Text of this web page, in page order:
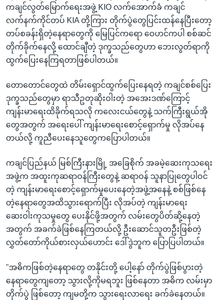
ကချင်လွတ်မြောက်ရေးအဖွဲ့ KIO လက်အောက်ခံ ကချင်
လက်နက်ကိုင်တပ် KIA တို့ကြား တိုက်ပွဲတွေပြင်းထန်နေပြီးတော့
တပ်စခန်းရှိတဲ့နေရာတွေကို မြေပြင်ကရော ဝေဟင်ကပါ စစ်ဆင်
တိုက်ခိုက်နေလို့ ထောင်ချီတဲ့ ဒုက္ခသည်တွေဟာ ဘေးလွတ်ရာကို
ထွက်ပြေးနေကြရတာဖြစ်ပါတယ်။
တောတောင်တွေထဲ တိမ်းရှောင်ထွက်ပြေးနေရတဲ့ ကချင်စစ်ပြေး
ဒုက္ခသည်တွေမှာ ရာသီဥတုဆိုးဝါးတဲ့ အအေးဒဏ်ကြောင့်
ကျန်းမာရေးထိခိုက်ရသလို ကလေးငယ်တွေနဲ့ သက်ကြီးရွယ်အို
တွေအတွက် အရေးပေါ် ကျန်းမာရေးစောင့်ရှောက်မှု လိုအပ်နေ
တယ်လို့ ကူညီပေးနေသူတွေကပြောပါတယ်။
ကချင်ပြည်နယ် မြစ်ကြီးနားမြို့ အခြေစိုက် အခမဲ့ဆေးကုသရေး
အဖွဲ့က အထူးကုဆရာဝန်ကြီးတွေနဲ့ ဆရာဝန် သူနာပြုတွေပါဝင်
တဲ့ ကျန်းမာရေးစောင့်ရှောက်မှုပေးနေတဲ့အဖွဲ့အနေနဲ့ စစ်ဖြစ်နေ
တဲ့နေရာတွေအထိသွားရောက်ပြီး လိုအပ်တဲ့ ကျန်းမာရေး
ဆေးဝါးကုသမှုတွေ ပေးနိုင်ဖို့အတွက် လမ်းတွေပိတ်ဆို့နေတဲ့
အတွက် အခက်ခဲဖြစ်နေကြတယ်လို့ ဦးဆောင်သူတဦးဖြစ်တဲ့
လွှတ်တော်ကိုယ်စားလှယ်ဟောင်း ဒေါ်ဒွဲဘူက ပြောပြပါတယ်။
"အဓိကဖြစ်တဲ့နေရာတွေ တနိုင်းတို့ ပေါ့နော် တိုက်ပွဲဖြစ်ပွားတဲ့
နေရာတွေကျတော့ သွားလို့ကိုမရဘူး ဖြစ်နေတာ အဓိက လမ်းမှာ
တိုက်ပွဲ ဖြစ်တော့ ကျမတို့က သွားရေးလာရေး ခက်ခဲနေတယ်။